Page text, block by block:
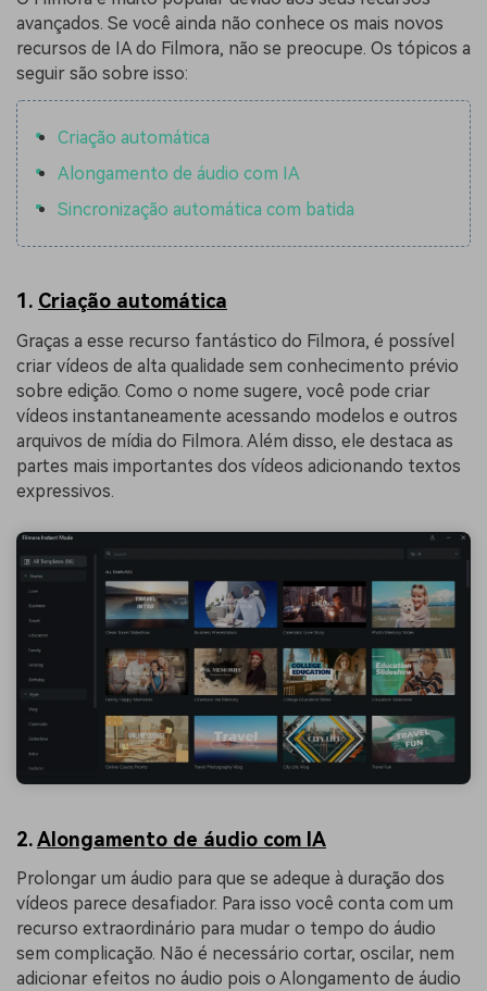
avançados. Se você ainda não conhece os mais novos
recursos de IA do Filmora, não se preocupe. Os tópicos a
seguir são sobre isso:
Criação automática
Alongamento de áudio com IA
Sincronização automática com batida
1. Criação automática
Graças a esse recurso fantástico do Filmora, é possível
criar vídeos de alta qualidade sem conhecimento prévio
sobre edição. Como o nome sugere, você pode criar
vídeos instantaneamente acessando modelos e outros
arquivos de mídia do Filmora. Além disso, ele destaca as
partes mais importantes dos vídeos adicionando textos
expressivos.
2.Alongamento de áudio com IA
Prolongar um áudio para que se adeque à duração dos
vídeos parece desafiador. Para isso você conta com um
recurso extraordinário para mudar o tempo do áudio
sem complicação. Não é necessário cortar, oscilar, nem
adicionar efeitos no áudio pois o Alongamento de áudio